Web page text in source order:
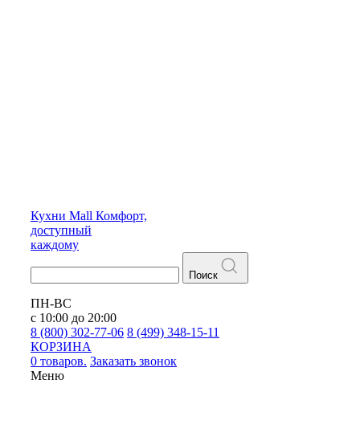
Кухни Mall Комфорт,
доступный
каждому
Поиск
ПН-ВС
с 10:00 до 20:00
8 (800) 302-77-06 8 (499) 348-15-11
КОРЗИНА
0 товаров. Заказать звонок
Меню